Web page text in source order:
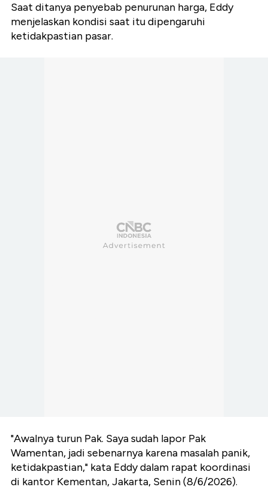
Saat ditanya penyebab penurunan harga, Eddy
menjelaskan kondisi saat itu dipengaruhi
ketidakpastian pasar.
"Awalnya turun Pak. Saya sudah lapor Pak
Wamentan, jadi sebenarnya karena masalah panik,
ketidakpastian," kata Eddy dalam rapat koordinasi
di kantor Kementan, Jakarta, Senin (8/6/2026).